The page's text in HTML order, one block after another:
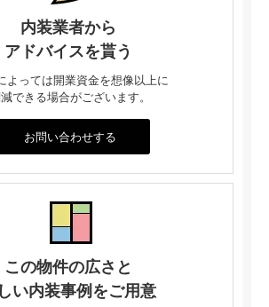
内装業者から
アドバイスを貰う
よっては開業資金を想像以上に
できる場合がございます。
お問い合わせする
この物件の広さと
い内装事例をご用意